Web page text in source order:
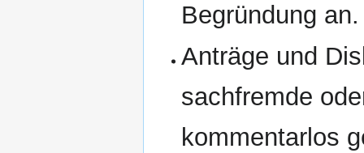
Begründung an.
Anträge und
sachfremde
kommentarlos